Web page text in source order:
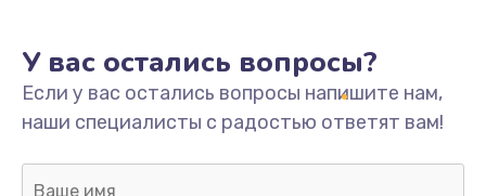
У вас остались вопросы?
Если у вас остались вопросы напишите нам,
наши специалисты с радостью ответят вам!